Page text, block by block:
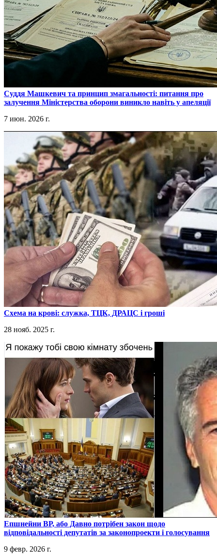
​Суддя Машкевич та принцип змагальності: питання про
залучення Міністерства оборони виникло навіть у апеляції
7 июн. 2026 г.
​Схема на крові: служка, ТЦК, ДРАЦС і гроші
28 нояб. 2025 г.
​Епшнейни ВР, або Давно потрібен закон щодо
відповідальності депутатів за законопроекти і голосування
9 февр. 2026 г.